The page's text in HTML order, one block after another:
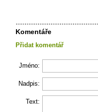
Komentáře
Přidat komentář
Jméno:
Nadpis:
Text: